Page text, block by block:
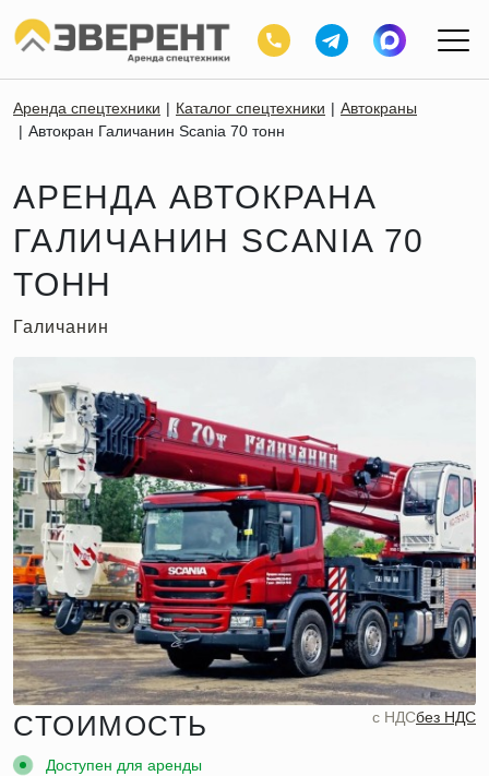
Аренда спецтехники Каталог спецтехники
Автокраны
Автокран Галичанин Scania 70 тонн
АРЕНДА АВТОКРАНА
ГАЛИЧАНИН SCANIA 70
ТОНН
Галичанин
СТОИМОСТЬ c НДСбез НДС
Доступен для аренды